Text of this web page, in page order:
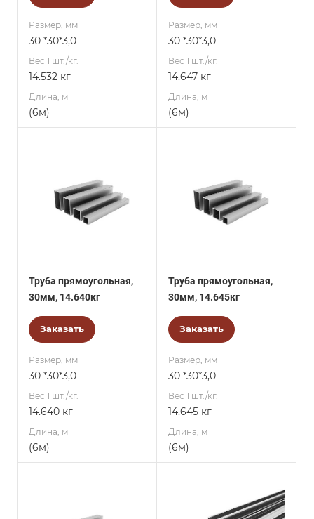
Размер, мм
30 *30*3,0
Вес 1 шт./кг.
14.532 кг
Длина, м
(6м)
Размер, мм
30 *30*3,0
Вес 1 шт./кг.
14.647 кг
Длина, м
(6м)
Труба прямоугольная,
30мм, 14.640кг
Заказать
Размер, мм
30 *30*3,0
Вес 1 шт./кг.
14.640 кг
Длина, м
(6м)
Труба прямоугольная,
30мм, 14.645кг
Заказать
Размер, мм
30 *30*3,0
Вес 1 шт./кг.
14.645 кг
Длина, м
(6м)